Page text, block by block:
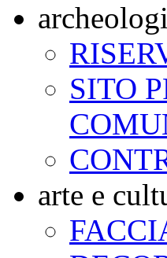
SITO
arte e